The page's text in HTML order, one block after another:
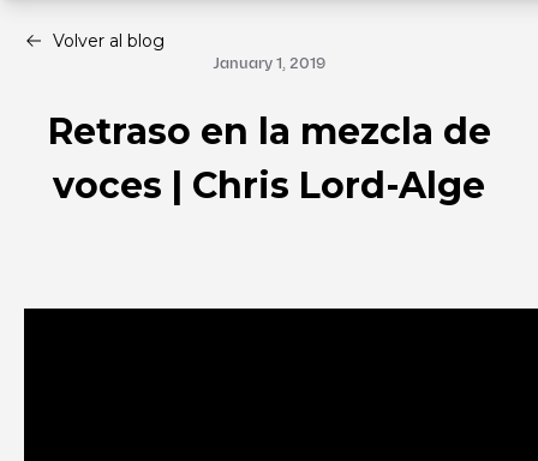
Volver al blog
January 1, 2019
Retraso en la mezcla de
voces | Chris Lord-Alge